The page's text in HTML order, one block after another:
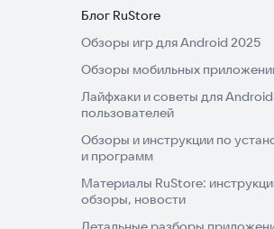
Блог RuStore
Обзоры игр для Android 2025
Обзоры мобильных
Лайфхаки и советы для
пользователей
Обзоры и инструкции по
и программ
Материалы RuStore:
обзоры, новости